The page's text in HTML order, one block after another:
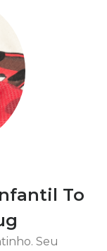
To
Seu